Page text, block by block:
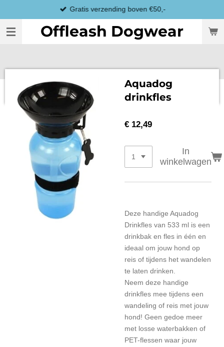
direct
naar
Offleash Dogwear
Gratis verzending boven €50,-
Aquadog
drinkfles
€ 12,49
In
winkelwagen
Deze handige Aquadog
Drinkfles van 533 ml is een
drinkbak en fles in één en
ideaal om jouw hond op
reis of tijdens het wandelen
te laten drinken.
Neem deze handige
drinkfles mee tijdens een
wandeling of reis met jouw
hond! Geen gedoe meer
met losse waterbakken of
PET-flessen waar jouw